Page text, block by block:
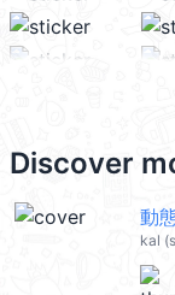
Discover
動
kal